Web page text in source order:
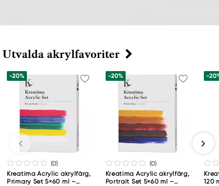
Utvalda akrylfavoriter
-20%
(0)
Kreatima Acrylic akrylfärg,
Primary Set 5×60 ml –
-20%
(0)
Kreatima Acrylic akrylfärg,
Portrait Set 5×60 ml –
-
120